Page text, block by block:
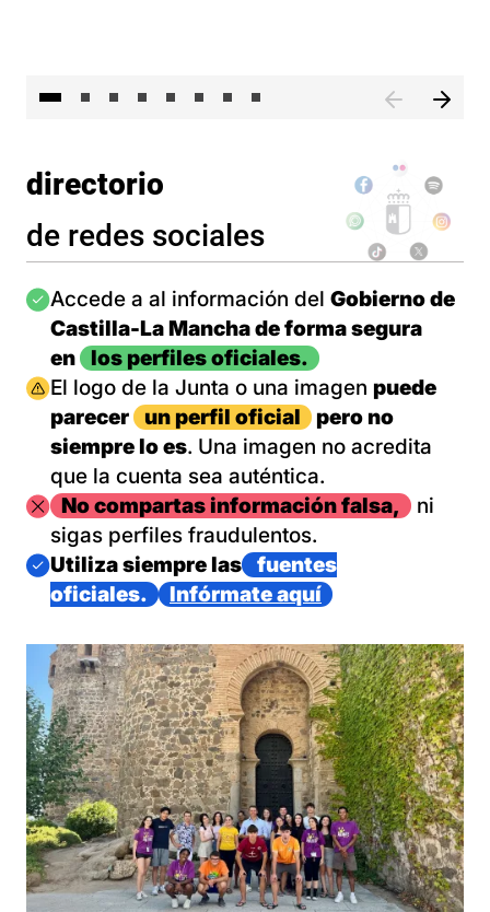
directorio
de redes sociales
Imagen
Accede a al información del Gobierno de
Castilla-La Mancha de forma segura
en
los perfiles oficiales.
Imagen
El logo de la Junta o una imagen puede
parecer
un perfil oficial
pero no
siempre lo es. Una imagen no acredita
que la cuenta sea auténtica.
ImagenNo compartas información falsa,
ni
sigas perfiles fraudulentos.
Imagen
Utiliza siempre las
fuentes
oficiales.
Infórmate aquí